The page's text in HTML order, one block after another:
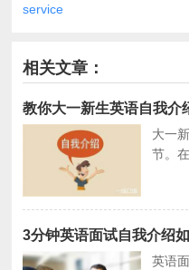
service
相关文章：
教你大一新生英语自我介
大一
节。
我介
我介
3分钟英语面试自我介绍
英语